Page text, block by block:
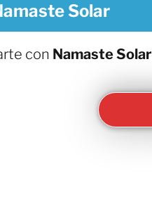
Solar
con Namaste Solar